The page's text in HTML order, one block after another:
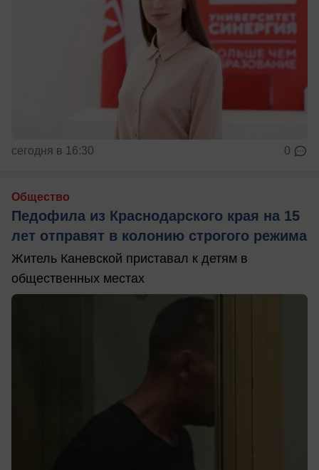
сегодня в 16:30 0
Общество
Педофила из Краснодарского края на 15
лет отправят в колонию строгого режима
Житель Каневской приставал к детям в
общественных местах